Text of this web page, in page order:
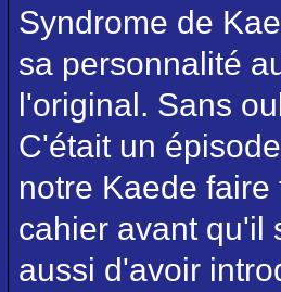
Syndrome de
sa personnalité
l'original. Sans
C'était un
notre Kaede
cahier avant qu'il
aussi d'avoir